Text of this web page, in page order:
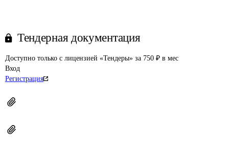
Тендерная документация
Доступно только с лицензией «Тендеры» за 750 ₽ в мес
Вход
Регистрация